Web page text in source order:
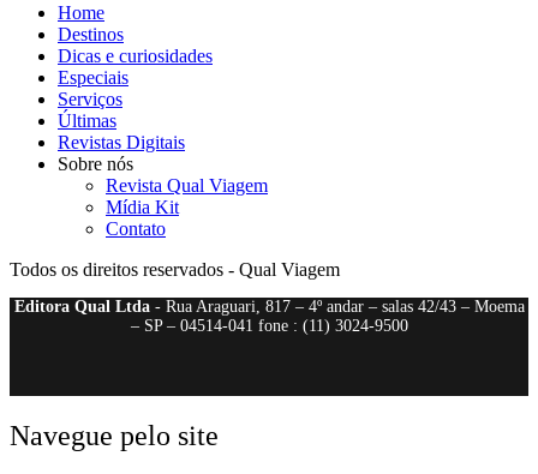
Home
Destinos
Dicas e curiosidades
Especiais
Serviços
Últimas
Revistas Digitais
Sobre nós
Revista Qual Viagem
Mídia Kit
Contato
Todos os direitos reservados - Qual Viagem
Editora Qual Ltda- Rua Araguari, 817 – 4º andar – salas 42/43 – Moema
– SP – 04514-041 fone : (11) 3024-9500
Navegue pelo site